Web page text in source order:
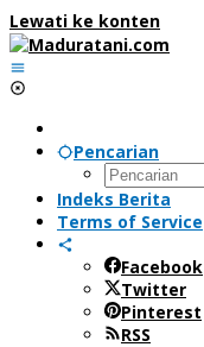
Lewati ke konten
Pencarian
Indeks Berita
Terms of Service
Facebook
Twitter
Pinterest
RSS